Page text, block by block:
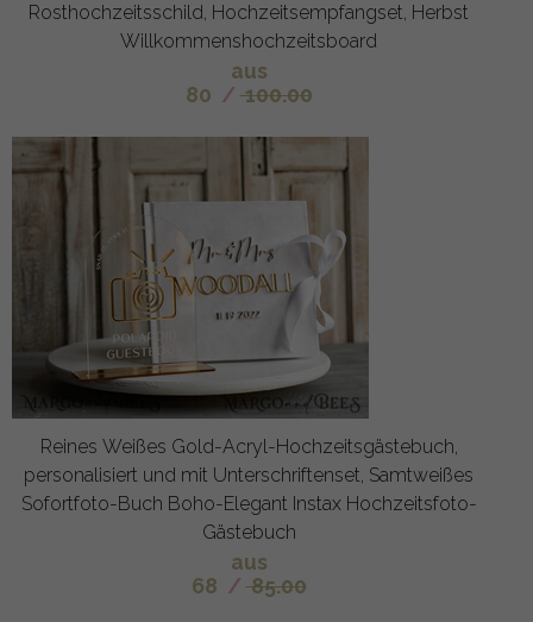
Rosthochzeitsschild, Hochzeitsempfangset, Herbst
Willkommenshochzeitsboard
aus
80 / 100.00
Reines Weißes Gold-Acryl-Hochzeitsgästebuch,
personalisiert und mit Unterschriftenset, Samtweißes
Sofortfoto-Buch Boho-Elegant Instax Hochzeitsfoto-
Gästebuch
aus
68 / 85.00